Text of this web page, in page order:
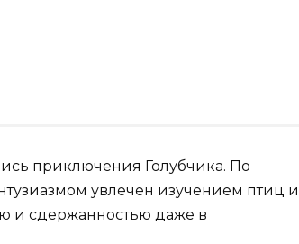
приключения Голубчика. По
увлечен изучением птиц и
и сдержанностью даже в